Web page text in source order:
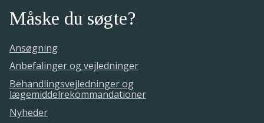
Måske du søgte?
Ansøgning
Anbefalinger og vejledninger
Behandlingsvejledninger og
lægemiddelrekommandationer
Nyheder